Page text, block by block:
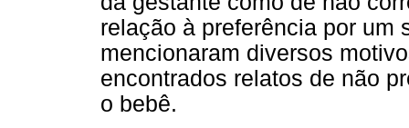
relação à preferência por um
mencionaram diversos
encontrados relatos de não
o bebê.